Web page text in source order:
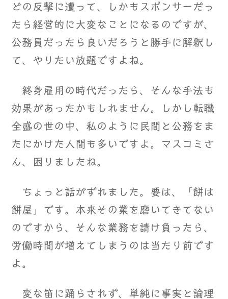
どの反撃に遭って、しかもスポンサーだっ
たら経営的に大変なことになるのですが、
公務員だったら良いだろうと勝手に解釈し
て、やりたい放題ですよね。
終身雇用の時代だったら、そんな手法も
効果があったかもしれません。しかし転職
全盛の世の中、私のように民間と公務をま
たにかけた人間も多いですよ。マスコミさ
ん、困りましたね。
ちょっと話がずれました。要は、「餅は
餅屋」です。本来その業を磨いてきてない
のですから、そんな業務を請け負ったら、
労働時間が増えてしまうのは当たり前です
よ。
変な笛に踊らされず、単純に事実と論理